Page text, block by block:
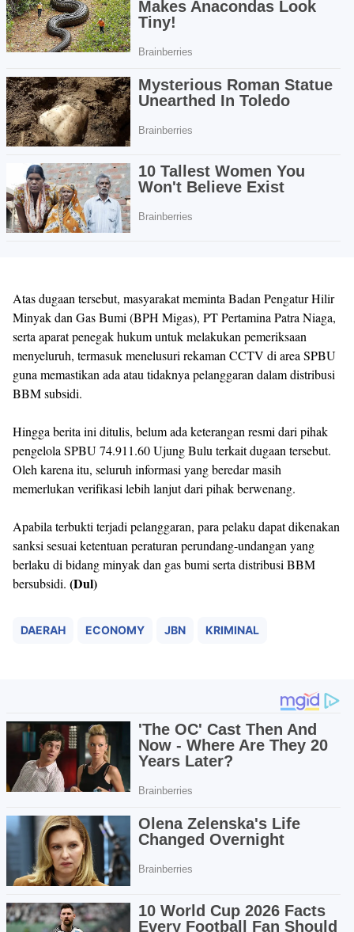
Atas dugaan tersebut, masyarakat meminta Badan Pengatur Hilir
Minyak dan Gas Bumi (BPH Migas), PT Pertamina Patra Niaga,
serta aparat penegak hukum untuk melakukan pemeriksaan
menyeluruh, termasuk menelusuri rekaman CCTV di area SPBU
guna memastikan ada atau tidaknya pelanggaran dalam distribusi
BBM subsidi.
Hingga berita ini ditulis, belum ada keterangan resmi dari pihak
pengelola SPBU 74.911.60 Ujung Bulu terkait dugaan tersebut.
Oleh karena itu, seluruh informasi yang beredar masih
memerlukan verifikasi lebih lanjut dari pihak berwenang.
Apabila terbukti terjadi pelanggaran, para pelaku dapat dikenakan
sanksi sesuai ketentuan peraturan perundang-undangan yang
berlaku di bidang minyak dan gas bumi serta distribusi BBM
bersubsidi. (Dul)
DAERAH ECONOMY JBN KRIMINAL